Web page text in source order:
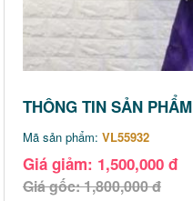
THÔNG TIN SẢN PHẨM
Mã sản phẩm: VL55932
Giá giảm: 1,500,000 đ
Giá gốc: 1,800,000 đ